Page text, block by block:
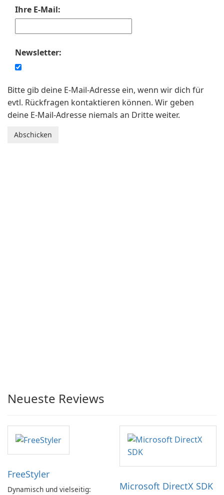
Ihre E-Mail:
Newsletter:
Bitte gib deine E-Mail-Adresse ein, wenn wir dich für
evtl. Rückfragen kontaktieren können. Wir geben
deine E-Mail-Adresse niemals an Dritte weiter.
Neueste Reviews
FreeStyler
Dynamisch und vielseitig:
Microsoft DirectX SDK